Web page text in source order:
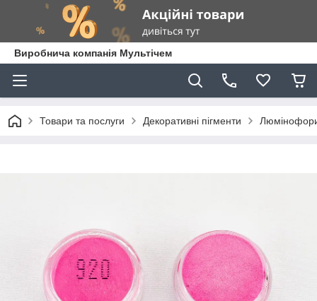
Виробнича компанія Мультічем
Товари та послуги Декоративні пігменти